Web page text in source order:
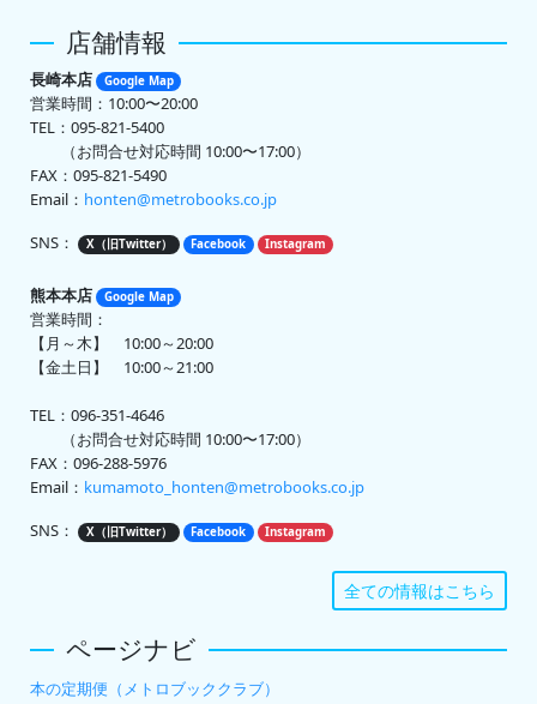
店舗情報
長崎本店 Google Map
営業時間：10:00〜20:00
TEL：095-821-5400
（お問合せ対応時間 10:00〜17:00）
FAX：095-821-5490
Email： honten@metrobooks.co.jp
SNS： X（旧Twitter） Facebook Instagram
熊本本店 Google Map
営業時間：
【月～木】 10:00～20:00
【金土日】 10:00～21:00
TEL：096-351-4646
（お問合せ対応時間 10:00〜17:00）
FAX：096-288-5976
Email： kumamoto_honten@metrobooks.co.jp
SNS： X（旧Twitter） Facebook Instagram
全ての情報はこちら
ページナビ
本の定期便（メトロブッククラブ）